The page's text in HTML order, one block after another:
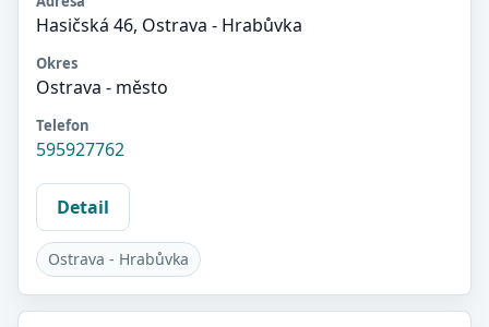
Hasičská 46, Ostrava - Hrabůvka
Okres
Ostrava - město
Telefon
595927762
Detail
Ostrava - Hrabůvka